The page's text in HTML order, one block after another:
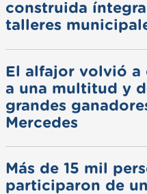
construida
talleres
El alfajor volvió a
a una multitud y
grandes
Mercedes
Más de 15 mil
participaron de